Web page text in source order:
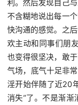
利。然后发现自己
不含糊地说出每一
快沟通的感觉。之
欢主动和同事们朋
也变得很坚决，敢
气场，底气十足非
淫开始伴随了近20
消失”了。不是渐